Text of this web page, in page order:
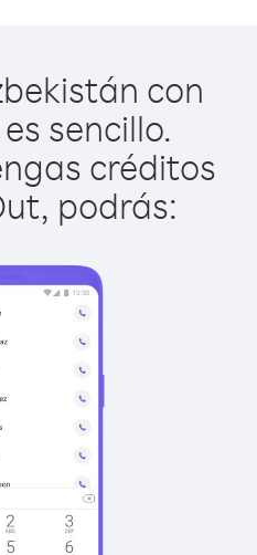
con
sencillo.
créditos
podrás: